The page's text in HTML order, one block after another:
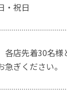
・祝日
各店先着30名様
ぎください。